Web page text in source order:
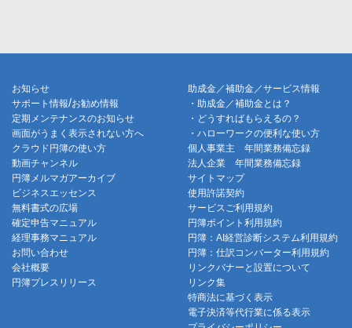
お知らせ
サポート情報/お勧め情報
定期メンテナンスのお知らせ
画面がうまく表示されない方へ
クラウド円簿の使い方
動画チャンネル
円簿メルマガアーカイブ
助成金／補助金／サービス情報
・助成金／補助金とは？
・どうすればもらえるの？
・ハローワークの便利な使い方
個人事業主 年間業務備忘録
法人企業 年間業務備忘録
サイトマップ
ビジネスエッセンス
無料書式の広場
確定申告マニュアル
経理事務マニュアル
お問い合わせ
会社概要
円簿プレスリリース
使用許諾契約
サービスご利用規約
円簿ポイント利用規約
円簿：AI経営診断システム利用規約
円簿：仕訳コンバーター利用規約
リンクバナーと設置について
リンク集
特商法に基づく表示
電子決済等代行業に係る表示